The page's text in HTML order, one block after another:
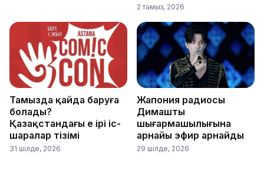
2 тамыз, 2026
Тамызда қайда баруға
болады?
Қазақстандағы ең ірі іс-
шаралар тізімі
31 шілде, 2026
Жапония радиосы
Димаштың
шығармашылығына
арнайы эфир арнайды
29 шілде, 2026